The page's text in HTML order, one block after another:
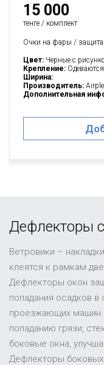
15 000
тенге / комплект
Очки на фары / защита
Цвет: Черные с
Крепление:
Ширина:
Производитель:
Дополнительная
Дефлекторы
Ветровики –
клеятся к рамкам
Дефлекторы окон
попадания осадков
проезжающих машин.
попаданию грязи,
боковые окна,
Дефлекторы